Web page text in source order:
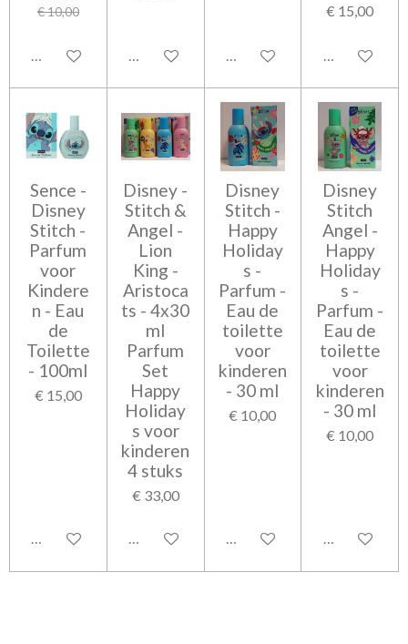
€ 10,00
Bekijk details Bekijk details Bekijk details
€ 15,00
Bekijk details
Sence -
Disney
Stitch -
Parfum
voor
Kindere
n - Eau
de
Toilette
- 100ml
€ 15,00
Bekijk details
Disney -
Stitch &
Angel -
Lion
King -
Aristoca
ts - 4x30
ml
Parfum
Set
Happy
Holiday
s voor
kinderen
4 stuks
€ 33,00
Bekijk details
Disney
Stitch -
Happy
Holiday
s -
Parfum -
Eau de
toilette
voor
kinderen
- 30 ml
€ 10,00
Bekijk details
Disney
Stitch
Angel -
Happy
Holiday
s -
Parfum -
Eau de
toilette
voor
kinderen
- 30 ml
€ 10,00
Bekijk details